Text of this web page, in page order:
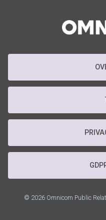
© 2026 Omnicom Public